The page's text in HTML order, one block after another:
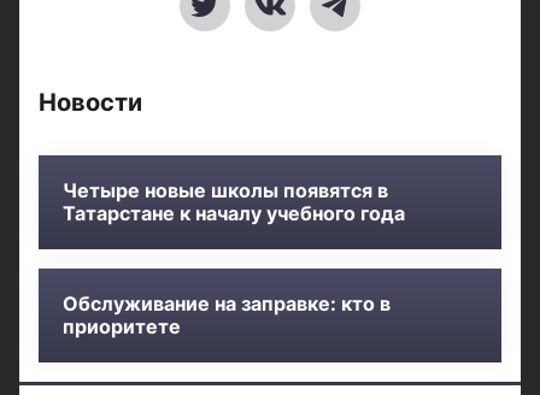
Новости
Четыре новые школы появятся в
Татарстане к началу учебного года
Обслуживание на заправке: кто в
приоритете